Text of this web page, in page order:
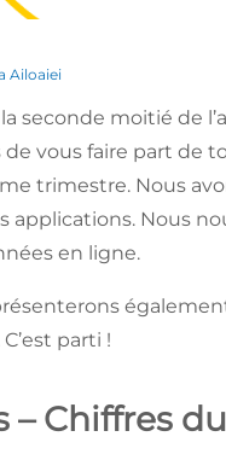
Ailoaiei
seconde moitié de
de vous faire part
trimestre. Nous
applications. Nous
en ligne.
parti !
– Chiffres